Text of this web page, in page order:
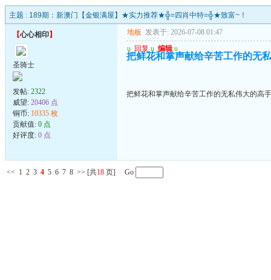
主题 : 189期：新澳门【金银满屋】★实力推荐★╬=四肖中特=╬★致富~！
【心心相印】
圣骑士
发帖: 2322
威望: 20406 点
铜币: 10335 枚
贡献值: 0 点
好评度: 0 点
地板 发表于: 2026-07-08 01:47
u 回复 u 编辑 u
把鲜花和掌声献给辛苦工作的无
把鲜花和掌声献给辛苦工作的无私伟大的高
<< 1 2 3 4 5 6 7 8 >> [共18 页] Go